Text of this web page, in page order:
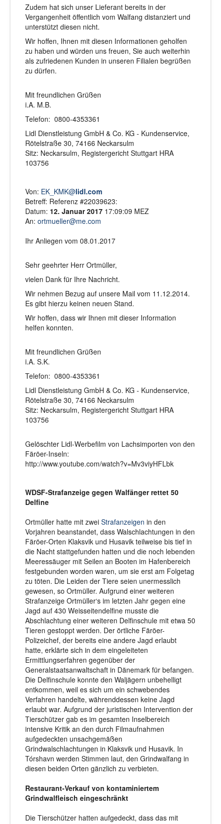
Zudem hat sich unser Lieferant bereits in der
Vergangenheit öffentlich vom Walfang distanziert und
unterstützt diesen nicht.
Wir hoffen, Ihnen mit diesen Informationen geholfen
zu haben und würden uns freuen, Sie auch weiterhin
als zufriedenen Kunden in unseren Filialen begrüßen
zu dürfen.
Mit freundlichen Grüßen
i.A. M.B.
Telefon: 0800-4353361
Lidl Dienstleistung GmbH & Co. KG - Kundenservice,
Rötelstraße 30, 74166 Neckarsulm
Sitz: Neckarsulm, Registergericht Stuttgart HRA
103756
Von: EK_KMK@lidl.com
Betreff: Referenz #22039623:
Datum: 12. Januar 2017 17:09:09 MEZ
An: ortmueller@me.com
Ihr Anliegen vom 08.01.2017
Sehr geehrter Herr Ortmüller,
vielen Dank für Ihre Nachricht.
Wir nehmen Bezug auf unsere Mail vom 11.12.2014.
Es gibt hierzu keinen neuen Stand.
Wir hoffen, dass wir Ihnen mit dieser Information
helfen konnten.
Mit freundlichen Grüßen
i.A. S.K.
Telefon: 0800-4353361
Lidl Dienstleistung GmbH & Co. KG - Kundenservice,
Rötelstraße 30, 74166 Neckarsulm
Sitz: Neckarsulm, Registergericht Stuttgart HRA
103756
Gelöschter Lidl-Werbefilm von Lachsimporten von den
Färöer-Inseln:
http://www.youtube.com/watch?v=Mv3viyHFLbk
WDSF-Strafanzeige gegen Walfänger rettet 50
Delfine
Ortmüller hatte mit zwei Strafanzeigen in den
Vorjahren beanstandet, dass Walschlachtungen in den
Färöer-Orten Klaksvik und Husavik teilweise bis tief in
die Nacht stattgefunden hatten und die noch lebenden
Meeressäuger mit Seilen an Booten im Hafenbereich
festgebunden worden waren, um sie erst am Folgetag
zu töten. Die Leiden der Tiere seien unermesslich
gewesen, so Ortmüller. Aufgrund einer weiteren
Strafanzeige Ortmüller‘s im letzten Jahr gegen eine
Jagd auf 430 Weisseitendelfine musste die
Abschlachtung einer weiteren Delfinschule mit etwa 50
Tieren gestoppt werden. Der örtliche Färöer-
Polizeichef, der bereits eine andere Jagd erlaubt
hatte, erklärte sich in dem eingeleiteten
Ermittlungserfahren gegenüber der
Generalstaatsanwaltschaft in Dänemark für befangen.
Die Delfinschule konnte den Waljägern unbehelligt
entkommen, weil es sich um ein schwebendes
Verfahren handelte, währenddessen keine Jagd
erlaubt war. Aufgrund der juristischen Intervention der
Tierschützer gab es im gesamten Inselbereich
intensive Kritik an den durch Filmaufnahmen
aufgedeckten unsachgemäßen
Grindwalschlachtungen in Klaksvik und Husavik. In
Tórshavn werden Stimmen laut, den Grindwalfang in
diesen beiden Orten gänzlich zu verbieten.
Restaurant-Verkauf von kontaminiertem
Grindwalfleisch eingeschränkt
Die Tierschützer hatten aufgedeckt, dass das mit